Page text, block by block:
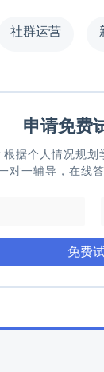
社群运营
申请免费
据个人情况规
对一辅导，在线
免费